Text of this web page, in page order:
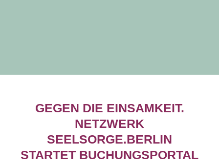
GEGEN DIE EINSAMKEIT.
NETZWERK
SEELSORGE.BERLIN
STARTET BUCHUNGSPORTAL